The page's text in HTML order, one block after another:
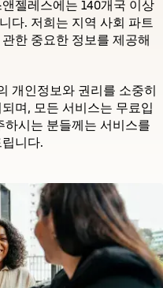
젤레스에는 140개국 이상
다. 저희는 지역 사회 파트
한 중요한 정보를 제공해
개인정보와 권리를 소중히
며, 모든 서비스는 무료입
하시는 분들께는 서비스를
니다.